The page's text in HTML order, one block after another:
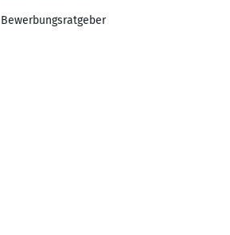
Bewerbungsratgeber